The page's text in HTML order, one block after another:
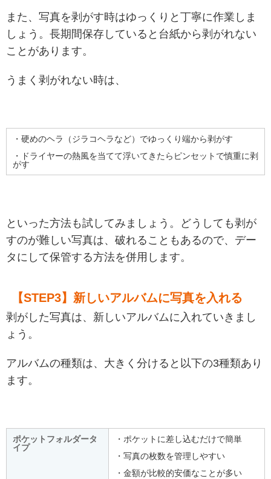
また、写真を剥がす時はゆっくりと丁寧に作業しま
しょう。長期間保存していると台紙から剥がれない
ことがあります。
うまく剥がれない時は、
・硬めのヘラ（ジラコヘラなど）でゆっくり端から剥がす
・ドライヤーの熱風を当てて浮いてきたらピンセットで慎重に剥
がす
といった方法も試してみましょう。どうしても剥が
すのが難しい写真は、破れることもあるので、デー
タにして保管する方法を併用します。
【STEP3】新しいアルバムに写真を入れる
剥がした写真は、新しいアルバムに入れていきまし
ょう。
アルバムの種類は、大きく分けると以下の3種類あり
ます。
ポケットフォルダータ
イプ
・ポケットに差し込むだけで簡単
・写真の枚数を管理しやすい
・金額が比較的安価なことが多い